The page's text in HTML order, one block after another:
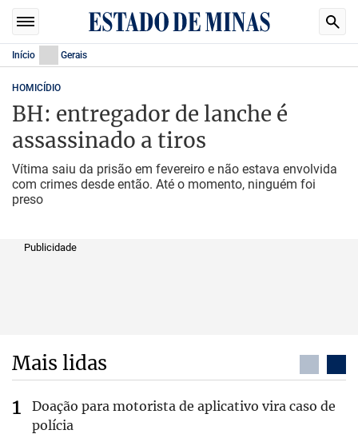
Início Gerais
HOMICÍDIO
BH: entregador de lanche é
assassinado a tiros
Vítima saiu da prisão em fevereiro e não estava envolvida
com crimes desde então. Até o momento, ninguém foi
preso
Publicidade
Mais lidas
Doação para motorista de aplicativo vira caso de
polícia